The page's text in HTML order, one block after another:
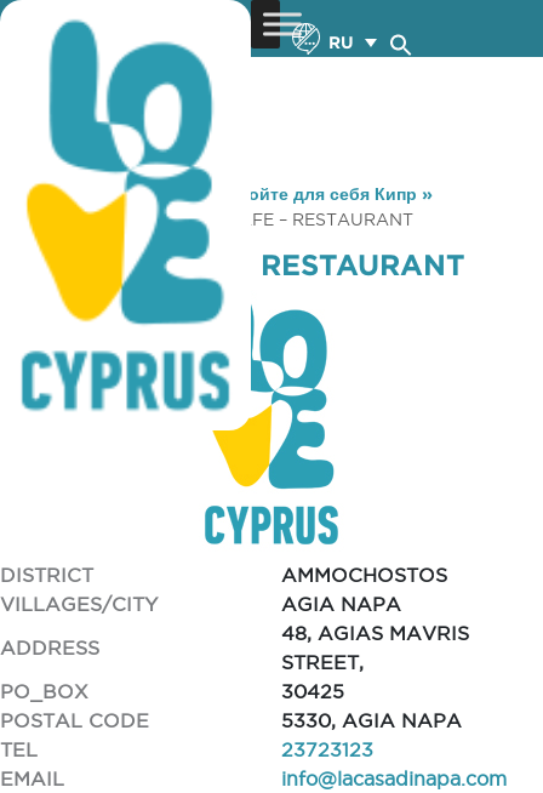
RU
You are here: Home »Откройте для себя Кипр »
Gastronomy
» LA CASA CAFE – RESTAURANT
LA CASA CAFE – RESTAURANT
DISTRICT
AMMOCHOSTOS
VILLAGES/CITY
AGIA NAPA
ADDRESS
48, AGIAS MAVRIS
STREET,
PO_BOX
30425
POSTAL CODE
5330, AGIA NAPA
TEL
23723123
EMAIL
info@lacasadinapa.com